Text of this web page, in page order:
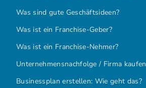
Was sind gute Geschäftsideen?
Was ist ein Franchise-Geber?
Was ist ein Franchise-Nehmer?
Unternehmensnachfolge / Firma kaufen
Businessplan erstellen: Wie geht das?